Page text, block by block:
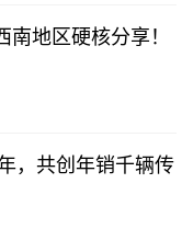
南地区硬核分享！
，共创年销千辆传